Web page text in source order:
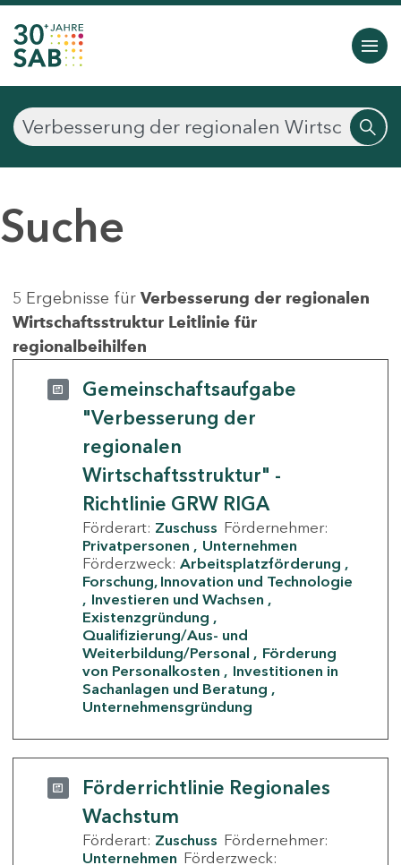
Suche
5 Ergebnisse für Verbesserung der regionalen
Wirtschaftsstruktur Leitlinie für
regionalbeihilfen
Gemeinschaftsaufgabe
"Verbesserung der
regionalen
Wirtschaftsstruktur" -
Richtlinie GRW RIGA
Förderart: Zuschuss Fördernehmer:
Privatpersonen
Unternehmen
Förderzweck: Arbeitsplatzförderung
Forschung, Innovation und Technologie
Investieren und Wachsen
Existenzgründung
Qualifizierung/Aus- und
Weiterbildung/Personal
Förderung
von Personalkosten
Investitionen in
Sachanlagen und Beratung
Unternehmensgründung
Förderrichtlinie Regionales
Wachstum
Förderart: Zuschuss Fördernehmer:
Unternehmen Förderzweck: